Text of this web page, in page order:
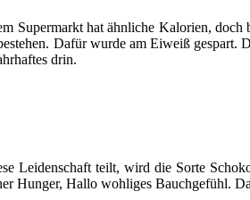
Supermarkt hat ähnliche Kalorien,
Dafür wurde am Eiweiß
drin.
Leidenschaft teilt, wird die Sorte
Hunger, Hallo wohliges Bauchgefühl.